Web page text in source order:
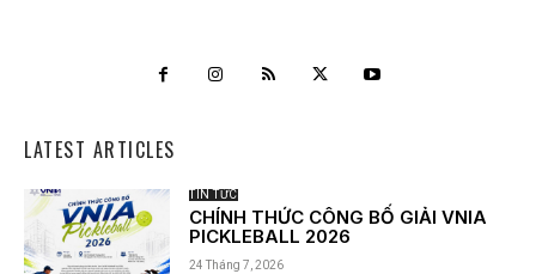
LATEST ARTICLES
TIN TỨC
CHÍNH THỨC CÔNG BỐ GIẢI VNIA
PICKLEBALL 2026
24 Tháng 7, 2026